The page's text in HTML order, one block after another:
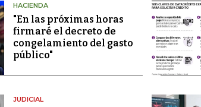
HACIENDA
"En las próximas horas
firmaré el decreto de
congelamiento del gasto
público"
JUDICIAL